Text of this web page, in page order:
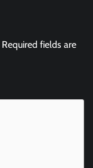
Required fields are